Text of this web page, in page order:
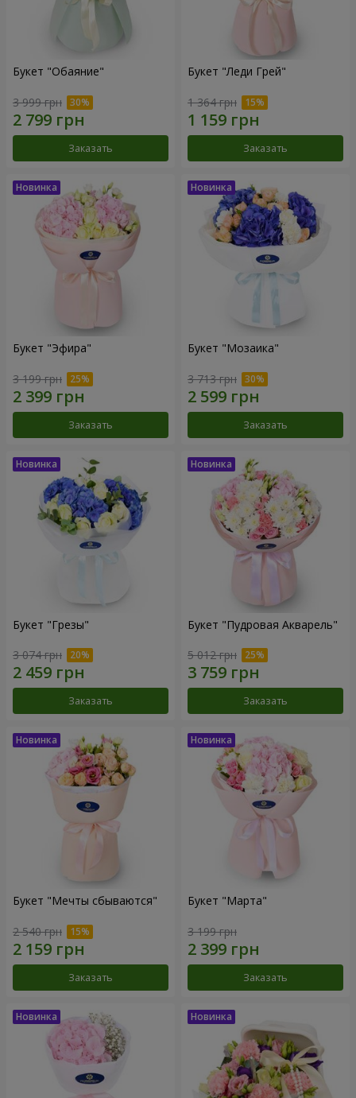
Букет "Обаяние"
3 999 грн
Заказать
Букет "Леди Грей"
1 364 грн
Заказать
Букет "Эфира"
3 199 грн
Заказать
Букет "Мозаика"
3 713 грн
Заказать
Букет "Грезы"
3 074 грн
Заказать
Букет "Пудровая Акварель"
5 012 грн
Заказать
Букет "Мечты сбываются"
2 540 грн
Заказать
Букет "Марта"
3 199 грн
Заказать